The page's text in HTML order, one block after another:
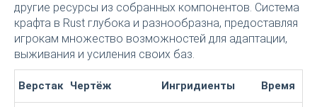
другие ресурсы из собранных компонентов. Система
крафта в Rust глубока и разнообразна, предоставляя
игрокам множество возможностей для адаптации,
выживания и усиления своих баз.
Верстак Чертёж Ингридиенты Время